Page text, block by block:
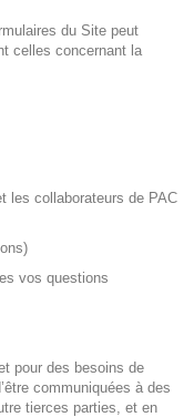
du Site peut
celles concernant la
les collaborateurs de PAC
vos questions
pour des besoins de
communiquées à des
tierces parties, et en